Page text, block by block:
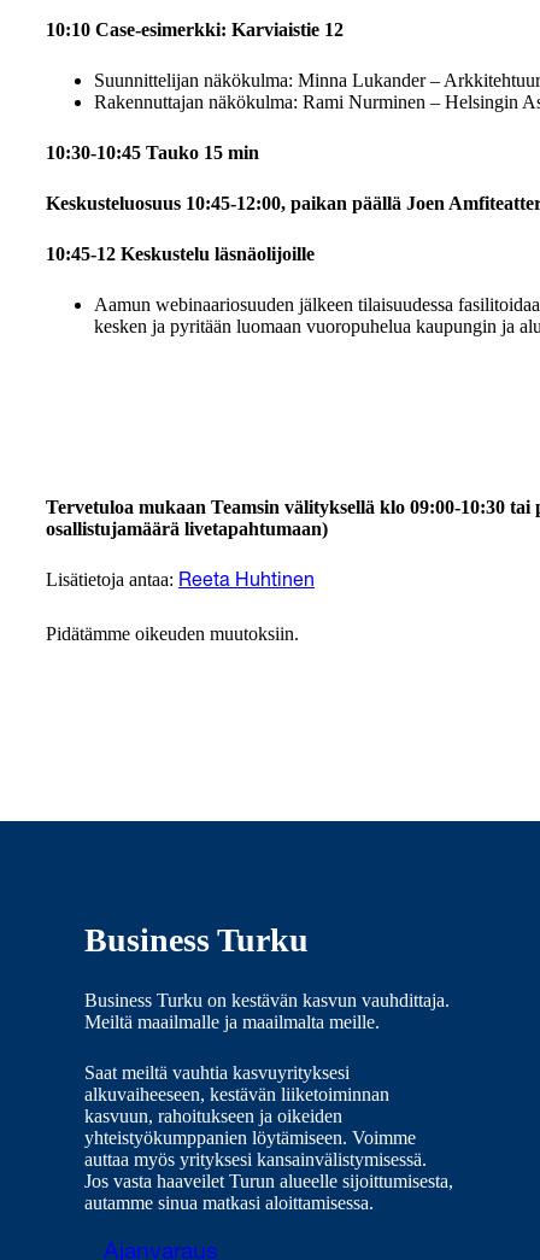
10:10 Case-esimerkki: Karviaistie 12
Suunnittelijan näkökulma: Minna Lukander –
Rakennuttajan näkökulma: Rami Nurminen – Helsingin
10:30-10:45 Tauko 15 min
Keskusteluosuus 10:45-12:00, paikan päällä Joen
10:45-12 Keskustelu läsnäolijoille
Aamun webinaariosuuden jälkeen tilaisuudessa
kesken ja pyritään luomaan vuoropuhelua kaupungin ja
Tervetuloa mukaan Teamsin välityksellä klo 09:00-10:30
osallistujamäärä livetapahtumaan)
Lisätietoja antaa: Reeta Huhtinen
Pidätämme oikeuden muutoksiin.
Business Turku
Business Turku on kestävän kasvun vauhdittaja.
Meiltä maailmalle ja maailmalta meille.
Saat meiltä vauhtia kasvuyrityksesi
alkuvaiheeseen, kestävän liiketoiminnan
kasvuun, rahoitukseen ja oikeiden
yhteistyökumppanien löytämiseen. Voimme
auttaa myös yrityksesi kansainvälistymisessä.
Jos vasta haaveilet Turun alueelle sijoittumisesta,
autamme sinua matkasi aloittamisessa.
Ajanvaraus